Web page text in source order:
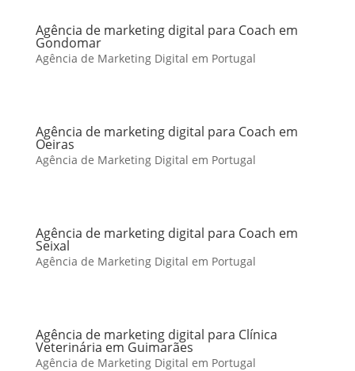
Agência de marketing digital para Coach em
Gondomar
Agência de Marketing Digital em Portugal
Agência de marketing digital para Coach em
Oeiras
Agência de Marketing Digital em Portugal
Agência de marketing digital para Coach em
Seixal
Agência de Marketing Digital em Portugal
Agência de marketing digital para Clínica
Veterinária em Guimarães
Agência de Marketing Digital em Portugal